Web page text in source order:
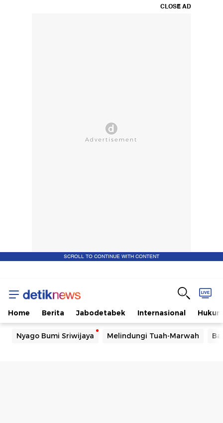
CLOSE AD
SCROLL TO CONTINUE WITH CONTENT
Home Berita Jabodetabek Internasional Hukum
Nyago Bumi Sriwijaya Melindungi Tuah-Marwah